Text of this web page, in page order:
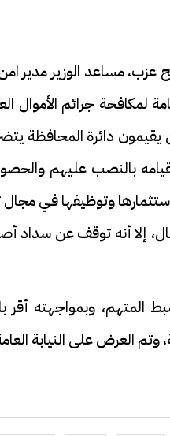
مساعد الوزير مدير
لمكافحة جرائم
بالنصب عليهم
استثمارها وتوظيفها فـي
قيمة رأس المال، إلا أنه توقف عن
وبمواجهته أقر
العرض على النيابة